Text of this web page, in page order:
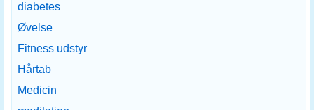
diabetes
Øvelse
Fitness udstyr
Hårtab
Medicin